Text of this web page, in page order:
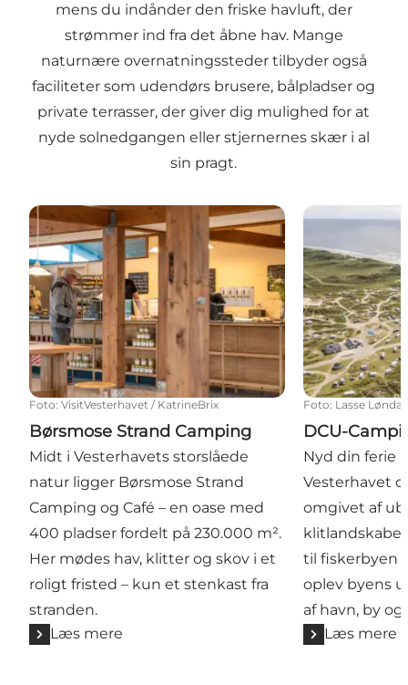
mens du indånder den friske havluft, der
strømmer ind fra det åbne hav. Mange
naturnære overnatningssteder tilbyder også
faciliteter som udendørs brusere, bålpladser og
private terrasser, der giver dig mulighed for at
nyde solnedgangen eller stjernernes skær i al
sin pragt.
Børsmose Strand Camping
Foto: VisitVesterhavet / KatrineBrix
Børsmose Strand Camping
Midt i Vesterhavets storslåede
natur ligger Børsmose Strand
Camping og Café – en oase med
400 pladser fordelt på 230.000 m².
Her mødes hav, klitter og skov i et
roligt fristed – kun et stenkast fra
stranden.
Læs mere
DCU-
Foto: Lasse
DCU-
Nyd din ferie
Vesterhavet
omgivet af
til fiskerbyen
oplev byens
af havn, by og
Læs mere